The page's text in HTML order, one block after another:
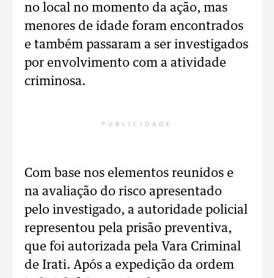
no local no momento da ação, mas
menores de idade foram encontrados
e também passaram a ser investigados
por envolvimento com a atividade
criminosa.
PUBLICIDADE
Com base nos elementos reunidos e
na avaliação do risco apresentado
pelo investigado, a autoridade policial
representou pela prisão preventiva,
que foi autorizada pela Vara Criminal
de Irati. Após a expedição da ordem